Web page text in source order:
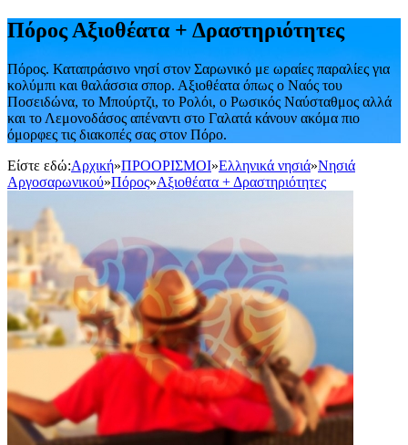
Πόρος Αξιοθέατα + Δραστηριότητες
Πόρος. Καταπράσινο νησί στον Σαρωνικό με ωραίες παραλίες για
κολύμπι και θαλάσσια σπορ. Αξιοθέατα όπως ο Ναός του
Ποσειδώνα, το Μπούρτζι, το Ρολόι, ο Ρωσικός Ναύσταθμος αλλά
και το Λεμονοδάσος απέναντι στο Γαλατά κάνουν ακόμα πιο
όμορφες τις διακοπές σας στον Πόρο.
Είστε εδώ:Αρχική»ΠΡΟΟΡΙΣΜΟΙ»Ελληνικά νησιά»Νησιά
Αργοσαρωνικού»Πόρος»Αξιοθέατα + Δραστηριότητες